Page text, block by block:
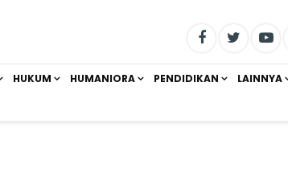
HUKUM HUMANIORA PENDIDIKAN LAINNYA